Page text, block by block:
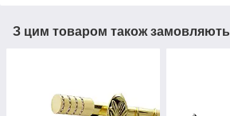
З цим товаром також замовляють